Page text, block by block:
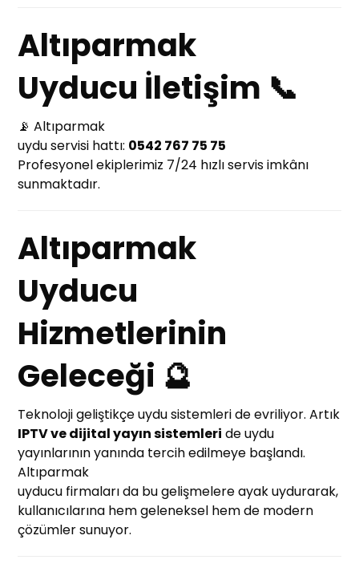
Altıparmak
Uyducu İletişim 📞
📡 Altıparmak
uydu servisi hattı: 0542 767 75 75
Profesyonel ekiplerimiz 7/24 hızlı servis imkânı
sunmaktadır.
Altıparmak
Uyducu
Hizmetlerinin
Geleceği 🔮
Teknoloji geliştikçe uydu sistemleri de evriliyor. Artık
IPTV ve dijital yayın sistemleri de uydu
yayınlarının yanında tercih edilmeye başlandı.
Altıparmak
uyducu firmaları da bu gelişmelere ayak uydurarak,
kullanıcılarına hem geleneksel hem de modern
çözümler sunuyor.